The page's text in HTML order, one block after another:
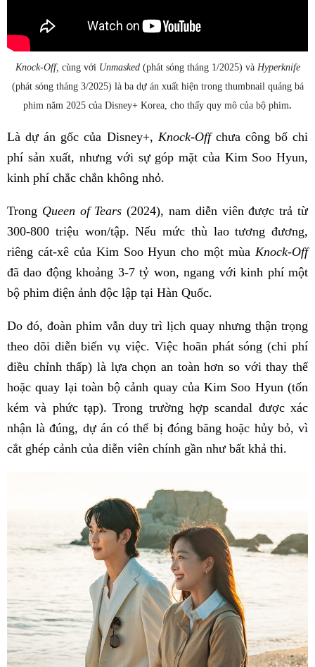
Knock-Off, cùng với Unmasked(phát sóng tháng 1/2025) và Hyperknife
(phát sóng tháng 3/2025) là ba dự án xuất hiện trong thumbnail quảng bá
phim năm 2025 của Disney+ Korea, cho thấy quy mô của bộ phim.
Là dự án gốc của Disney+, Knock-Offchưa công bố chi
phí sản xuất, nhưng với sự góp mặt của Kim Soo Hyun,
kinh phí chắc chắn không nhỏ.
Trong Queen of Tears (2024), nam diễn viên được trả từ
300-800 triệu won/tập. Nếu mức thù lao tương đương,
riêng cát-xê của Kim Soo Hyun cho một mùa Knock-Off
đã dao động khoảng 3-7 tỷ won, ngang với kinh phí một
bộ phim điện ảnh độc lập tại Hàn Quốc.
Do đó, đoàn phim vẫn duy trì lịch quay nhưng thận trọng
theo dõi diễn biến vụ việc. Việc hoãn phát sóng (chi phí
điều chỉnh thấp) là lựa chọn an toàn hơn so với thay thế
hoặc quay lại toàn bộ cảnh quay của Kim Soo Hyun (tốn
kém và phức tạp). Trong trường hợp scandal được xác
nhận là đúng, dự án có thể bị đóng băng hoặc hủy bỏ, vì
cắt ghép cảnh của diễn viên chính gần như bất khả thi.